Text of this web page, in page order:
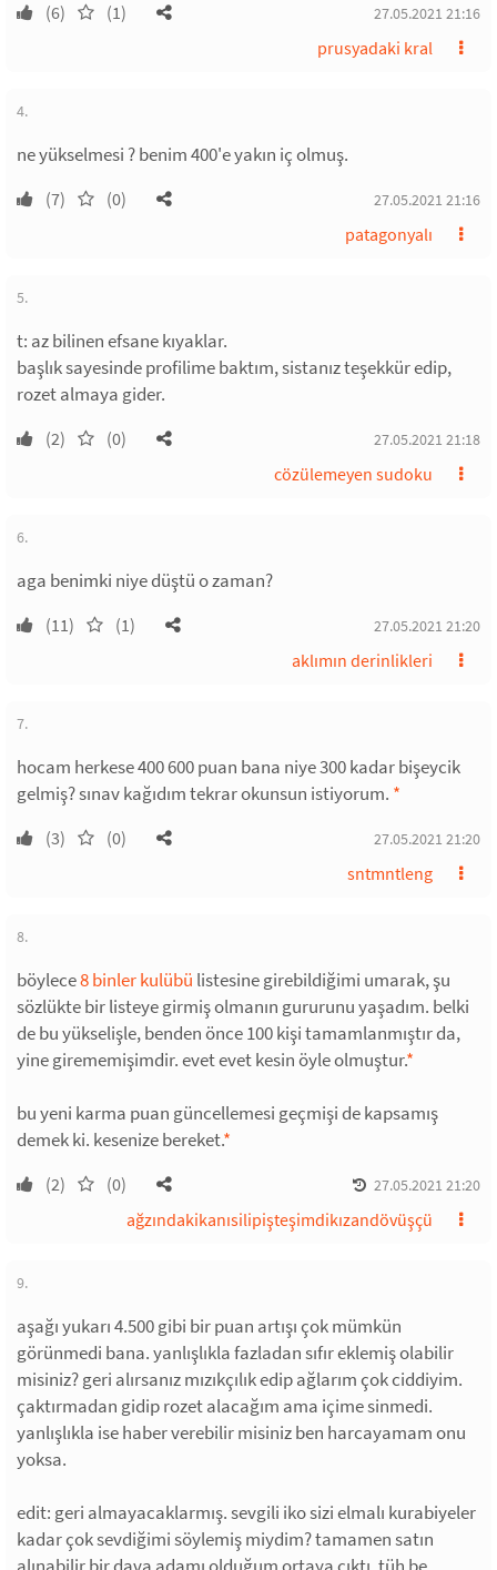
(6) (1) 27.05.2021 21:16
prusyadaki kral
4.
ne yükselmesi ? benim 400'e yakın iç olmuş.
(7) (0) 27.05.2021 21:16
patagonyalı
5.
t: az bilinen efsane kıyaklar.
başlık sayesinde profilime baktım, sistanız teşekkür edip,
rozet almaya gider.
(2) (0) 27.05.2021 21:18
cözülemeyen sudoku
6.
aga benimki niye düştü o zaman?
(11) (1) 27.05.2021 21:20
aklımın derinlikleri
7.
hocam herkese 400 600 puan bana niye 300 kadar bişeycik
gelmiş? sınav kağıdım tekrar okunsun istiyorum. *
(3) (0) 27.05.2021 21:20
sntmntleng
8.
böylece8 binler kulübü listesine girebildiğimi umarak, şu
sözlükte bir listeye girmiş olmanın gururunu yaşadım. belki
de bu yükselişle, benden önce 100 kişi tamamlanmıştır da,
yine girememişimdir. evet evet kesin öyle olmuştur.*
bu yeni karma puan güncellemesi geçmişi de kapsamış
demek ki. kesenize bereket.*
(2) (0) 27.05.2021 21:20
ağzındakikanısilipişteşimdikızandövüşçü
9.
aşağı yukarı 4.500 gibi bir puan artışı çok mümkün
görünmedi bana. yanlışlıkla fazladan sıfır eklemiş olabilir
misiniz? geri alırsanız mızıkçılık edip ağlarım çok ciddiyim.
çaktırmadan gidip rozet alacağım ama içime sinmedi.
yanlışlıkla ise haber verebilir misiniz ben harcayamam onu
yoksa.
edit: geri almayacaklarmış. sevgili iko sizi elmalı kurabiyeler
kadar çok sevdiğimi söylemiş miydim? tamamen satın